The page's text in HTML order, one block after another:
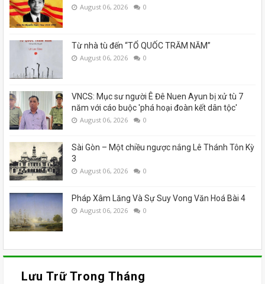
August 06, 2026 0
Từ nhà tù đến “TỔ QUỐC TRĂM NĂM”
August 06, 2026 0
VNCS: Mục sư người Ê Đê Nuen Ayun bị xử tù 7
năm với cáo buộc 'phá hoại đoàn kết dân tộc'
August 06, 2026 0
Sài Gòn – Một chiều ngược nắng Lê Thánh Tôn Kỳ
3
August 06, 2026 0
Pháp Xâm Lăng Và Sự Suy Vong Văn Hoá Bài 4
August 06, 2026 0
Lưu Trữ Trong Tháng